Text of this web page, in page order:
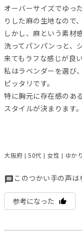
オーバーサイズでゆっ
りした麻の生地なので
しかし、麻という素材
洗ってパンパンっと、
来てもラフな感じが良い
私はラベンダーを選び
ピッタリです。
特に胸元に存在感のあ
スタイルが決まります。
大阪府 | 50代 | 女性 | ゆか
このつかい手の声は
参考になった